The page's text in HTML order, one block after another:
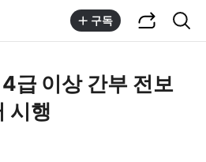
구독
급 이상 간부 전보
시행